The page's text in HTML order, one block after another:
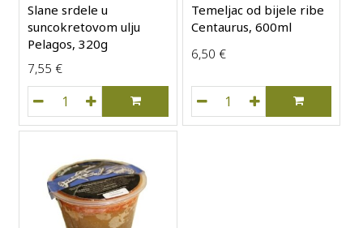
Slane srdele u
suncokretovom ulju
Pelagos, 320g
7,55 €
Slane srdele u suncokretovom ulju Pelagos, 320g
Temeljac od bijele ribe
Centaurus, 600ml
6,50 €
Temeljac od bijele ribe